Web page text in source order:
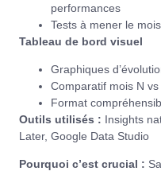
performances
Tests à mener le
Tableau de bord visuel
Graphiques
Comparatif mois N vs
Format
Outils utilisés : Insights
Later, Google Data Studio
Pourquoi c’est crucial :